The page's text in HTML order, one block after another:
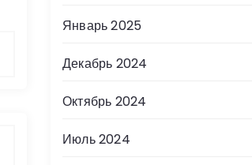
Январь 2025
Декабрь 2024
Октябрь 2024
Июль 2024